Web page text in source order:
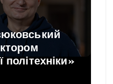
політехніки»